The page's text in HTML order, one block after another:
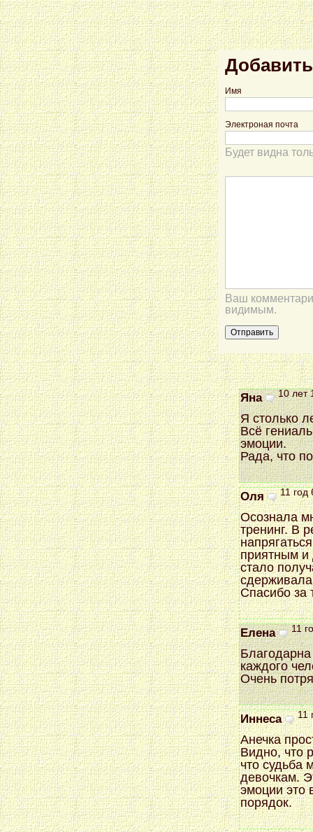
Имя
Электроная почта
Будет видна
Ваш
видимым.
Яна 10 лет
Я столько
Всё
эмоции.
Рада, что
Оля 11 год
Осознала
тренинг. В
приятным и
стало
Спасибо за
Елена 11
каждого
Очень
Иннеса 11
Анечка
Видно, что
что судьба
девочкам.
эмоции это
порядок.